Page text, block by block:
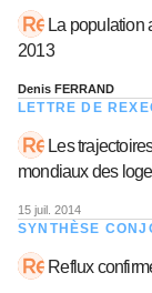
La population
2013
Denis FERRAND
LETTRE DE
Les
mondiaux des
15 juil. 2014
SYNTHÈSE
Reflux